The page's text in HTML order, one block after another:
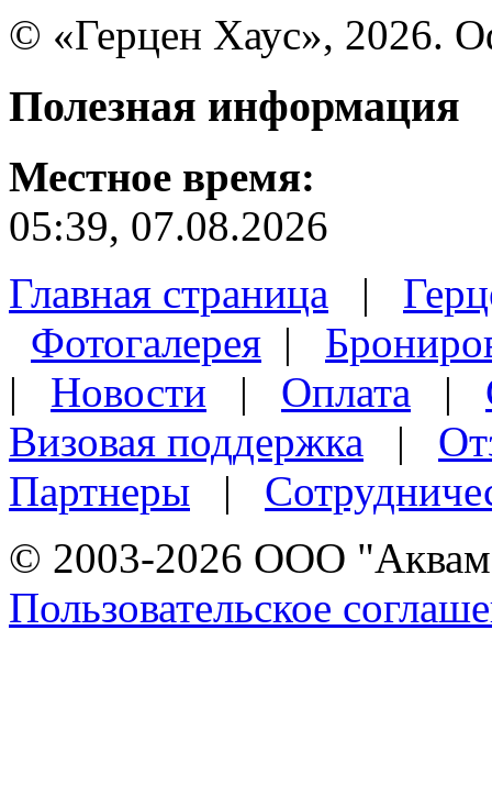
© «Герцен Хаус», 2026.
Полезная информация
Местное время:
05:39, 07.08.2026
Главная страница |
Фотогалерея |
| Новости | Оплата |
Визовая поддержка |
Партнеры |
© 2003-2026 ООО
Пользовательское